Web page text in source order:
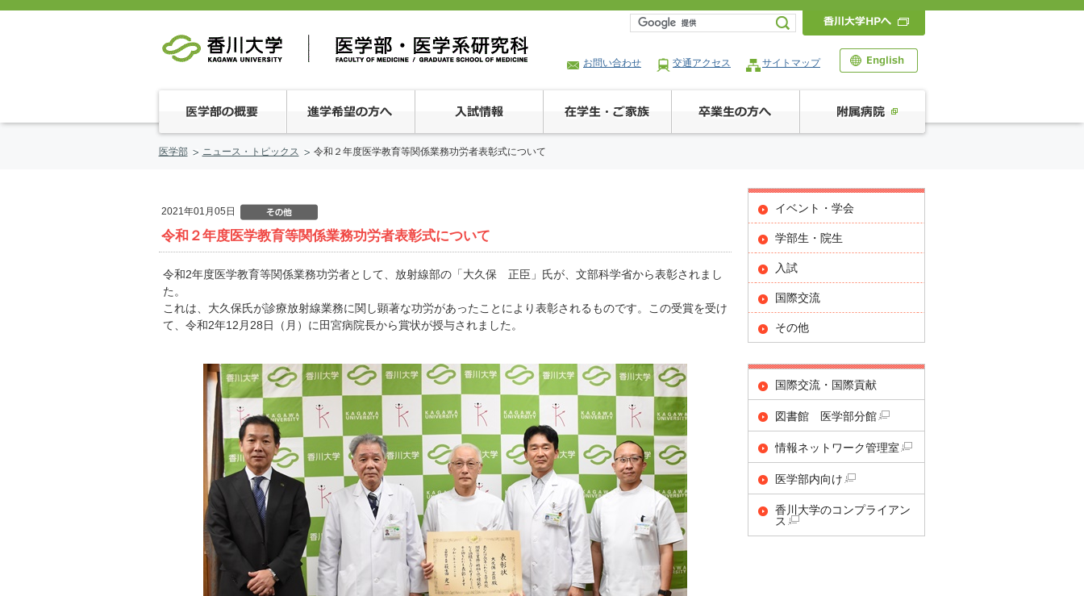
お問い合わせ 交通アクセス サイトマップ
医学部 ニュース・トピックス 令和２年度医学教育等関係業務功労者表彰式について
2021年01月05日
令和２年度医学教育等関係業務功労者表彰式について
令和2年度医学教育等関係業務功労者として、放射線部の「大久保 正臣」氏が、文部科学省から表彰されまし
た。
これは、大久保氏が診療放射線業務に関し顕著な功労があったことにより表彰されるものです。この受賞を受け
て、令和2年12月28日（月）に田宮病院長から賞状が授与されました。
イベント・学会
学部生・院生
入試
国際交流
その他
国際交流・国際貢献
図書館 医学部分館
情報ネットワーク管理室
医学部内向け
香川大学のコンプライアン
ス